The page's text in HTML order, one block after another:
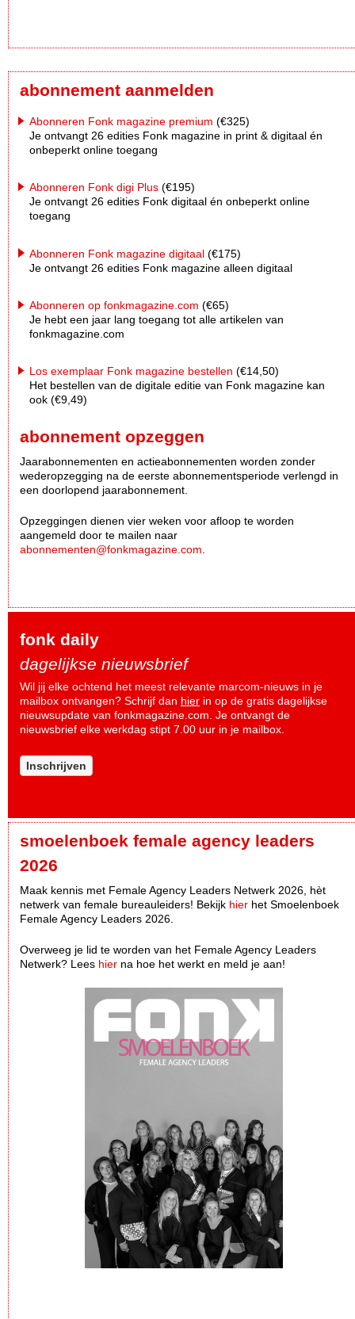
abonnement aanmelden
Abonneren Fonk magazine premium (€325)
Je ontvangt 26 edities Fonk magazine in print & digitaal én
onbeperkt online toegang
Abonneren Fonk digi Plus (€195)
Je ontvangt 26 edities Fonk digitaal én onbeperkt online
toegang
Abonneren Fonk magazine digitaal (€175)
Je ontvangt 26 edities Fonk magazine alleen digitaal
Abonneren op fonkmagazine.com (€65)
Je hebt een jaar lang toegang tot alle artikelen van
fonkmagazine.com
Los exemplaar Fonk magazine bestellen (€14,50)
Het bestellen van de digitale editie van Fonk magazine kan
ook (€9,49)
abonnement opzeggen
Jaarabonnementen en actieabonnementen worden zonder
wederopzegging na de eerste abonnementsperiode verlengd in
een doorlopend jaarabonnement.
Opzeggingen dienen vier weken voor afloop te worden
aangemeld door te mailen naar
abonnementen@fonkmagazine.com
fonk daily
dagelijkse nieuwsbrief
Wil jij elke ochtend het meest relevante marcom-nieuws in je
mailbox ontvangen? Schrijf dan hier in op de gratis dagelijkse
nieuwsupdate van fonkmagazine.com. Je ontvangt de
nieuwsbrief elke werkdag stipt 7.00 uur in je mailbox.
Inschrijven
smoelenboek female agency leaders
2026
Maak kennis met Female Agency Leaders Netwerk 2026, hèt
netwerk van female bureauleiders! Bekijk hier het Smoelenboek
Female Agency Leaders 2026.
Overweeg je lid te worden van het Female Agency Leaders
Netwerk? Lees hier na hoe het werkt en meld je aan!